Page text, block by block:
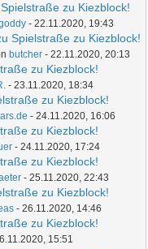
zu Kiezblock!
- 22.11.2020, 19:43
Spielstraße zu Kiezblock!
butcher - 22.11.2020, 20:13
zu Kiezblock!
- 23.11.2020, 18:34
zu Kiezblock!
- 24.11.2020, 16:06
zu Kiezblock!
- 24.11.2020, 17:24
zu Kiezblock!
- 25.11.2020, 22:43
zu Kiezblock!
- 26.11.2020, 14:46
zu Kiezblock!
15:51